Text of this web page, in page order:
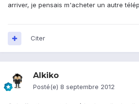
arriver, je pensais m'acheter un autre
Citer
Alkiko
Posté(e) 8 septembre 2012